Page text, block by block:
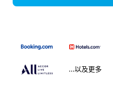
...以及更多